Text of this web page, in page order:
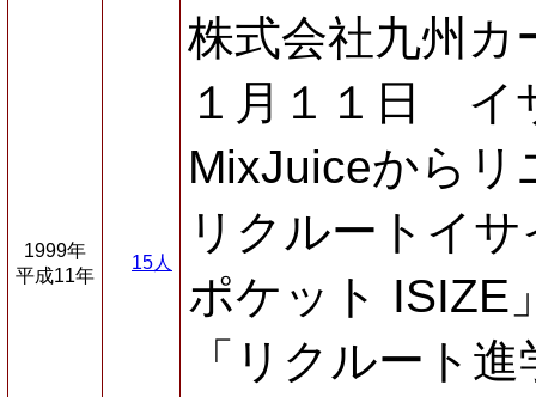
1999年
平成11年
15人
株式会社九州カ
１月１１日
MixJuiceからリ
リクルートイ
ポケット ISIZE
「リクルート